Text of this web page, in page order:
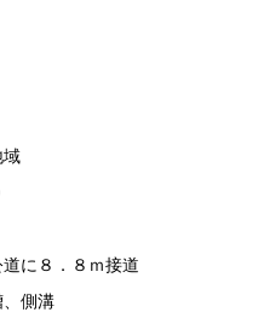
域
に８．８ｍ接道
側溝